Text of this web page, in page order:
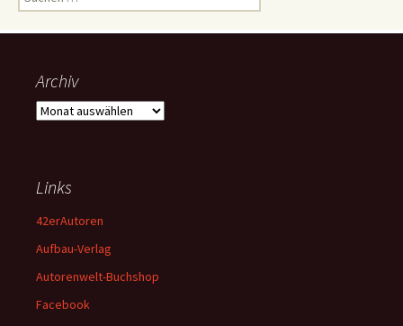
nach:
Archiv
Archiv
Links
42erAutoren
Aufbau-Verlag
Autorenwelt-Buchshop
Facebook